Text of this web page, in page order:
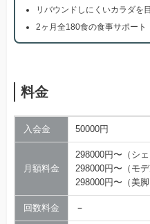
リバウンドしにくいカラダを
2ヶ月全180食の食事サポート
料金
入会金 50000円
月額料金
298000円〜（シ
298000円〜（モ
298000円〜（美脚
回数料金 －